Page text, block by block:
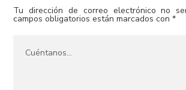
Tu dirección de correo electrónico no
campos obligatorios están marcados con*